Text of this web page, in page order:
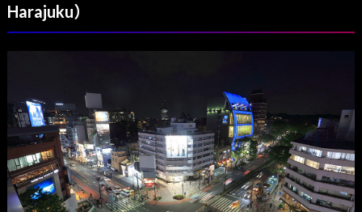
Harajuku）